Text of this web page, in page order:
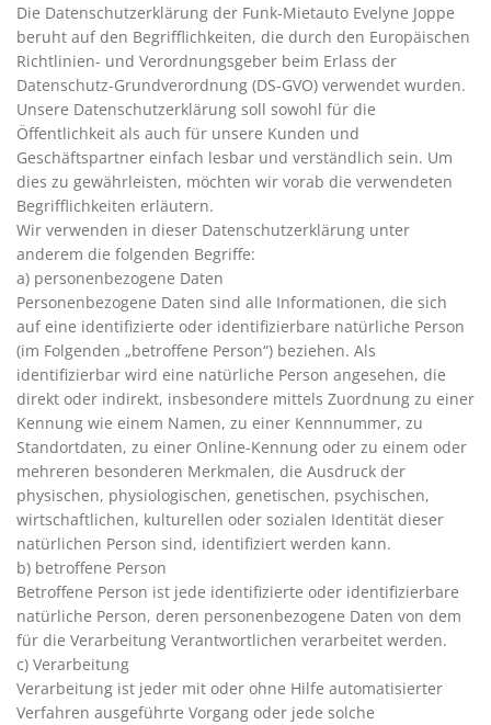
Die Datenschutzerklärung der Funk-Mietauto Evelyne Joppe
beruht auf den Begrifflichkeiten, die durch den Europäischen
Richtlinien- und Verordnungsgeber beim Erlass der
Datenschutz-Grundverordnung (DS-GVO) verwendet wurden.
Unsere Datenschutzerklärung soll sowohl für die
Öffentlichkeit als auch für unsere Kunden und
Geschäftspartner einfach lesbar und verständlich sein. Um
dies zu gewährleisten, möchten wir vorab die verwendeten
Begrifflichkeiten erläutern.
Wir verwenden in dieser Datenschutzerklärung unter
anderem die folgenden Begriffe:
a) personenbezogene Daten
Personenbezogene Daten sind alle Informationen, die sich
auf eine identifizierte oder identifizierbare natürliche Person
(im Folgenden „betroffene Person“) beziehen. Als
identifizierbar wird eine natürliche Person angesehen, die
direkt oder indirekt, insbesondere mittels Zuordnung zu einer
Kennung wie einem Namen, zu einer Kennnummer, zu
Standortdaten, zu einer Online-Kennung oder zu einem oder
mehreren besonderen Merkmalen, die Ausdruck der
physischen, physiologischen, genetischen, psychischen,
wirtschaftlichen, kulturellen oder sozialen Identität dieser
natürlichen Person sind, identifiziert werden kann.
b) betroffene Person
Betroffene Person ist jede identifizierte oder identifizierbare
natürliche Person, deren personenbezogene Daten von dem
für die Verarbeitung Verantwortlichen verarbeitet werden.
c) Verarbeitung
Verarbeitung ist jeder mit oder ohne Hilfe automatisierter
Verfahren ausgeführte Vorgang oder jede solche